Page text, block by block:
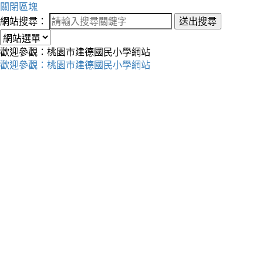
關閉區塊
網站搜尋：
送出搜尋
歡迎參觀：桃園市建德國民小學網站
歡迎參觀：桃園市建德國民小學網站